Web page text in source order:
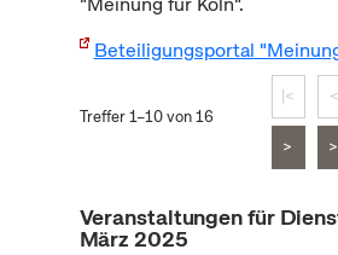
Beteiligungsportal
Treffer 1–10 von 16
|< <
>
Veranstaltungen für
März 2025